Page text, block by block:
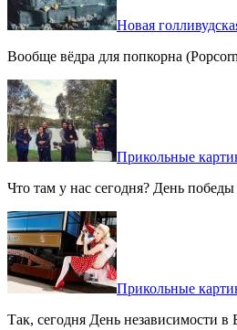
Новая
Вообще вёдра для попкорна
Прикольные
Что там у нас сегодня? День
Прикольные
Так, сегодня День независимости